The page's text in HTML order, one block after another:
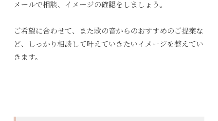
メールで相談、イメージの確認をしましょう。
ご希望に合わせて、また歌の音からのおすすめのご提案な
ど、しっかり相談して叶えていきたいイメージを整えてい
きます。